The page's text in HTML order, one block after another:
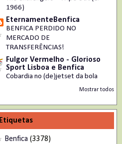
1966)
EternamenteBenfica
BENFICA PERDIDO NO
MERCADO DE
TRANSFERÊNCIAS!
Fulgor Vermelho - Glorioso
Sport Lisboa e Benfica
Cobardia no (de)jetset da bola
Mostrar todos
Etiquetas
Benfica (3378)